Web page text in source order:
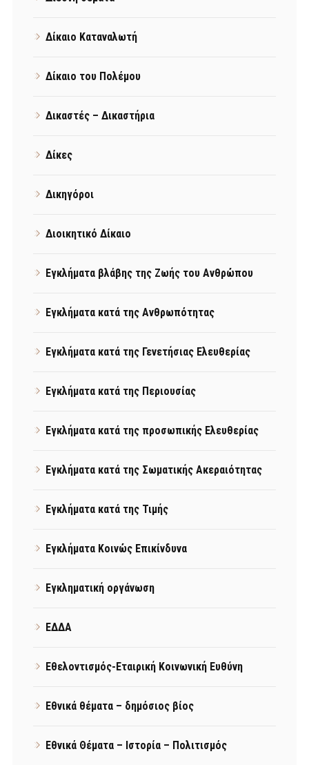
Δίκαιο Καταναλωτή
Δίκαιο του Πολέμου
Δικαστές – Δικαστήρια
Δίκες
Δικηγόροι
Διοικητικό Δίκαιο
Εγκλήματα βλάβης της Ζωής του Ανθρώπου
Εγκλήματα κατά της Ανθρωπότητας
Εγκλήματα κατά της Γενετήσιας Ελευθερίας
Εγκλήματα κατά της Περιουσίας
Εγκλήματα κατά της προσωπικής Ελευθερίας
Εγκλήματα κατά της Σωματικής Ακεραιότητας
Εγκλήματα κατά της Τιμής
Εγκλήματα Κοινώς Επικίνδυνα
Εγκληματική οργάνωση
ΕΔΔΑ
Εθελοντισμός-Εταιρική Κοινωνική Ευθύνη
Εθνικά θέματα – δημόσιος βίος
Εθνικά Θέματα – Ιστορία – Πολιτισμός